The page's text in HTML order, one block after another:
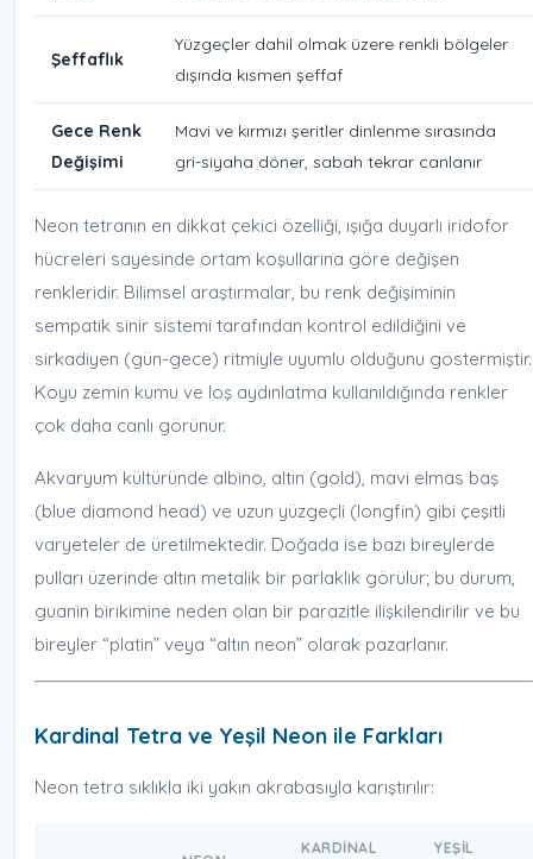
Şeffaflık
Yüzgeçler dahil olmak üzere renkli bölgeler
dışında kısmen şeffaf
Gece Renk
Değişimi
Mavi ve kırmızı şeritler dinlenme sırasında
gri-siyaha döner, sabah tekrar canlanır
Neon tetranın en dikkat çekici özelliği, ışığa duyarlı iridofor
hücreleri sayesinde ortam koşullarına göre değişen
renkleridir. Bilimsel araştırmalar, bu renk değişiminin
sempatik sinir sistemi tarafından kontrol edildiğini ve
sirkadiyen (gün-gece) ritmiyle uyumlu olduğunu göstermiştir.
Koyu zemin kumu ve loş aydınlatma kullanıldığında renkler
çok daha canlı görünür.
Akvaryum kültüründe albino, altın (gold), mavi elmas baş
(blue diamond head) ve uzun yüzgeçli (longfin) gibi çeşitli
varyeteler de üretilmektedir. Doğada ise bazı bireylerde
pulları üzerinde altın metalik bir parlaklık görülür; bu durum,
guanin birikimine neden olan bir parazitle ilişkilendirilir ve bu
bireyler “platin” veya “altın neon” olarak pazarlanır.
Kardinal Tetra ve Yeşil Neon ile Farkları
Neon tetra sıklıkla iki yakın akrabasıyla karıştırılır:
KARDINAL YEŞIL